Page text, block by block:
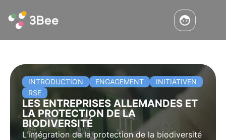
INTRODUCTION ENGAGEMENT
INITIATIVEN
RSE
LES ENTREPRISES ALLEMANDES ET
LA PROTECTION DE LA
BIODIVERSITÉ
L'intégration de la protection de la biodiversité